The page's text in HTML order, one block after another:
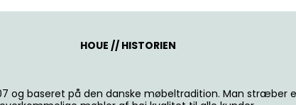
HOUE // HISTORIEN
og baseret på den danske møbeltradition. Man stræber